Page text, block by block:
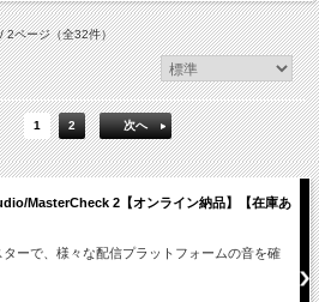
2ページ（全32件）
1 2 次へ
MasterCheck 2【オンライン納品】【在庫あ
ターで、様々な配信プラットフォームの音を確